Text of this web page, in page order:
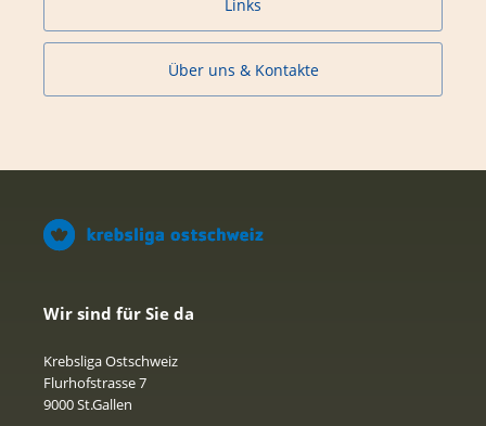
Links
Über uns & Kontakte
Wir sind für Sie da
Krebsliga Ostschweiz
Flurhofstrasse 7
9000 St.Gallen